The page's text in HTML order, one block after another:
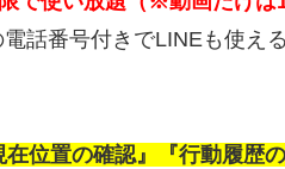
話番号付きでLINEも使え
位置の確認』『行動履歴